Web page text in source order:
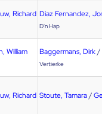
Richard Diaz Fernandez,
D'n Hap
William Baggermans, Dirk/
Vertierke
Richard Stoute, Tamara/